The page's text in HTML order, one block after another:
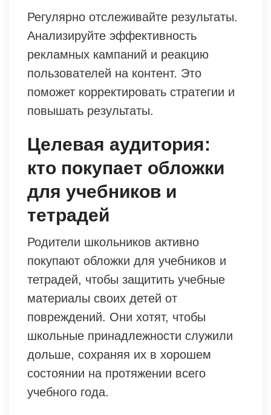
Регулярно отслеживайте результаты.
Анализируйте эффективность
рекламных кампаний и реакцию
пользователей на контент. Это
поможет корректировать стратегии и
повышать результаты.
Целевая аудитория:
кто покупает обложки
для учебников и
тетрадей
Родители школьников активно
покупают обложки для учебников и
тетрадей, чтобы защитить учебные
материалы своих детей от
повреждений. Они хотят, чтобы
школьные принадлежности служили
дольше, сохраняя их в хорошем
состоянии на протяжении всего
учебного года.